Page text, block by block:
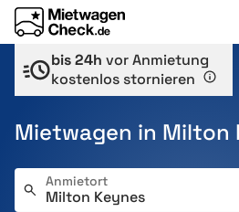
bis 24h vor Anmietung
kostenlos stornieren
Mietwagen in Milton
Anmietort